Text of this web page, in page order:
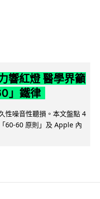
響紅燈 醫學界籲
」鐵律
性噪音性聽損。本文盤點 4
60-60 原則」及 Apple 內